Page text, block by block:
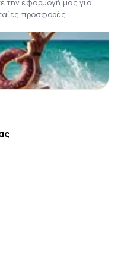
την εφαρμογή μας για
προσφορές.